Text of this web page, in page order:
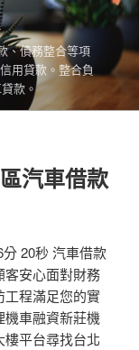
、債務整合等項
用貸款。整合負
款。
汽車借款
20秒 汽車借款
客安心面對財務
工程滿足您的實
機車融資新莊機
平台尋找台北